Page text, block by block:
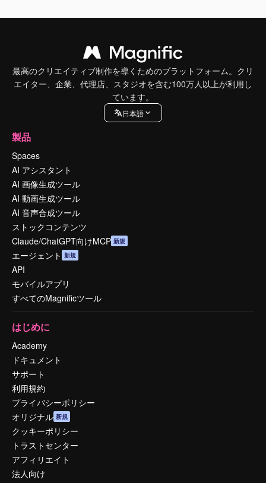
最高のクリエイティブ制作を導くためのプラットフォーム。クリ
エイター、企業、代理店、スタジオを含む100万人以上が利用し
ています。
日本語
製品
Spaces
AI アシスタント
AI 画像生成ツール
AI 動画生成ツール
AI 音声合成ツール
ストックコンテンツ
Claude/ChatGPT向けMCP 新規
エージェント 新規
API
モバイルアプリ
すべてのMagnificツール
はじめに
Academy
ドキュメント
サポート
利用規約
プライバシーポリシー
オリジナル 新規
クッキーポリシー
トラストセンター
アフィリエイト
法人向け